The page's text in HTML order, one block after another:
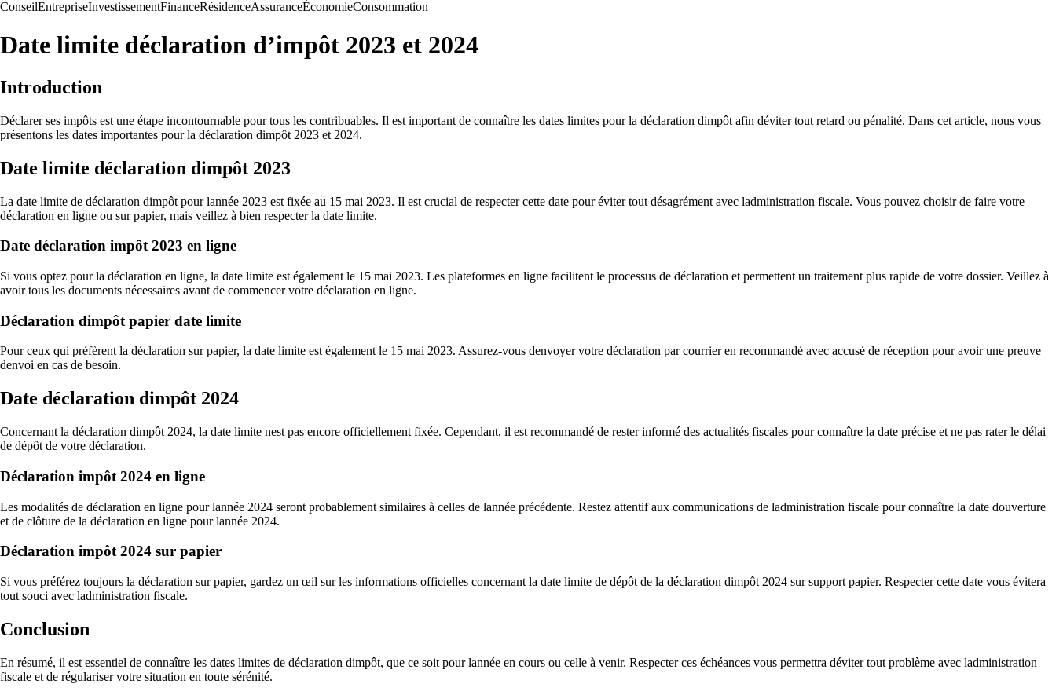
ConseilEntrepriseInvestissementFinanceRésidenceAssuranceÉconomieConsommation
Date limite déclaration d’impôt 2023 et 2024
Introduction
Déclarer ses impôts est une étape incontournable pour tous les contribuables. Il est important de connaître les dates limites pour la déclaration dimpôt afin déviter tout retard ou pénalité. Dans cet article, nous vous
présentons les dates importantes pour la déclaration dimpôt 2023 et 2024.
Date limite déclaration dimpôt 2023
La date limite de déclaration dimpôt pour lannée 2023 est fixée au 15 mai 2023. Il est crucial de respecter cette date pour éviter tout désagrément avec ladministration fiscale. Vous pouvez choisir de faire votre
déclaration en ligne ou sur papier, mais veillez à bien respecter la date limite.
Date déclaration impôt 2023 en ligne
Si vous optez pour la déclaration en ligne, la date limite est également le 15 mai 2023. Les plateformes en ligne facilitent le processus de déclaration et permettent un traitement plus rapide de votre dossier. Veillez à
avoir tous les documents nécessaires avant de commencer votre déclaration en ligne.
Déclaration dimpôt papier date limite
Pour ceux qui préfèrent la déclaration sur papier, la date limite est également le 15 mai 2023. Assurez-vous denvoyer votre déclaration par courrier en recommandé avec accusé de réception pour avoir une preuve
denvoi en cas de besoin.
Date déclaration dimpôt 2024
Concernant la déclaration dimpôt 2024, la date limite nest pas encore officiellement fixée. Cependant, il est recommandé de rester informé des actualités fiscales pour connaître la date précise et ne pas rater le délai
de dépôt de votre déclaration.
Déclaration impôt 2024 en ligne
Les modalités de déclaration en ligne pour lannée 2024 seront probablement similaires à celles de lannée précédente. Restez attentif aux communications de ladministration fiscale pour connaître la date douverture
et de clôture de la déclaration en ligne pour lannée 2024.
Déclaration impôt 2024 sur papier
Si vous préférez toujours la déclaration sur papier, gardez un œil sur les informations officielles concernant la date limite de dépôt de la déclaration dimpôt 2024 sur support papier. Respecter cette date vous évitera
tout souci avec ladministration fiscale.
Conclusion
En résumé, il est essentiel de connaître les dates limites de déclaration dimpôt, que ce soit pour lannée en cours ou celle à venir. Respecter ces échéances vous permettra déviter tout problème avec ladministration
fiscale et de régulariser votre situation en toute sérénité.